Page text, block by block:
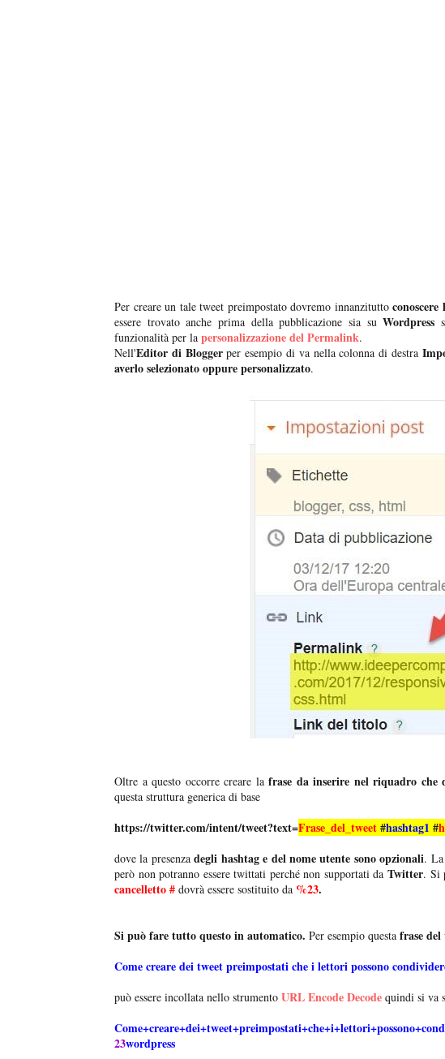
Per creare un tale tweet preimpostato dovremo innanzitutto
essere trovato anche prima della pubblicazione sia suWordpress
funzionalità per la personalizzazione del Permalink.
Nell'Editor di Bloggerper esempio di va nella colonna di destra
averlo selezionato oppure personalizzato.
Oltre a questo occorre creare lafrase da inserire nel riquadro che
questa struttura generica di base
https://twitter.com/intent/tweet?text=Frase_del_tweet#hashtag1 #
dove la presenzadegli hashtag e del nome utente sono opzionali.
però non potranno essere twittati perché non supportati da Twitter. Si
cancelletto # dovrà essere sostituito da %23.
Si può fare tutto questo in automatico. Per esempio questa frase del
Come creare dei tweet preimpostati che i lettori possono
può essere incollata nello strumento URL Encode Decode quindi si va
23wordpress